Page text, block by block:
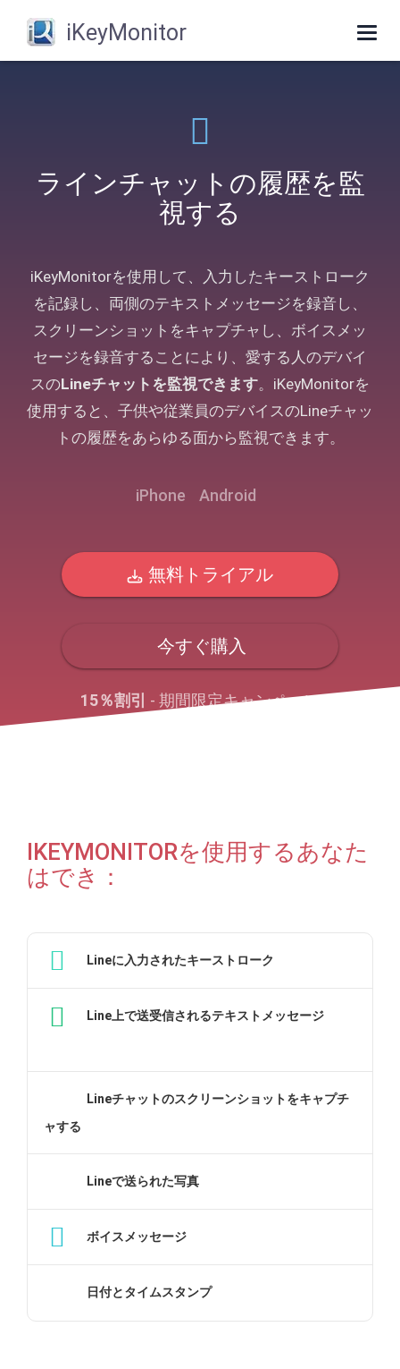
iKeyMonitor
ラインチャットの履歴を監
視する
iKeyMonitorを使用して、入力したキーストローク
を記録し、両側のテキストメッセージを録音し、
スクリーンショットをキャプチャし、ボイスメッ
セージを録音することにより、愛する人のデバイ
スのLineチャットを監視できます。iKeyMonitorを
使用すると、子供や従業員のデバイスのLineチャッ
トの履歴をあらゆる面から監視できます。
iPhone Android
無料トライアル
今すぐ購入
15％割引 - 期間限定キャンペーン
IKEYMONITORを使用するあなた
はでき：
Lineに入力されたキーストローク
Line上で送受信されるテキストメッセージ
Lineチャットのスクリーンショットをキャプチ
ャする
Lineで送られた写真
ボイスメッセージ
日付とタイムスタンプ